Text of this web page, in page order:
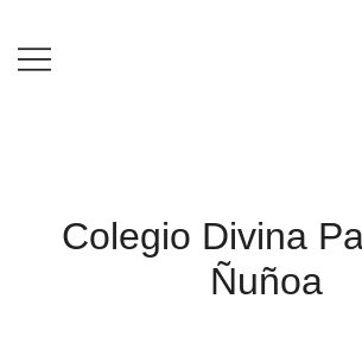
content
Colegio Divina
Ñuñoa